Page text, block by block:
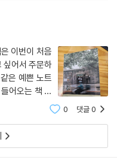
하고 자책했다.
나라에서도 먹을 수 있지만, 2
게 만든 탕수육인 줄 알았다.
. 탕수육을 좋아하는 사람이라
바오러우를 개발한 가게가 하
의 집이란 뜻이다. 1907년에
궈바오러우 맛을 볼 생각이
한 인생뿐 아니라 짠한 감정
로 들여다보는 그의 시선 속에
다양한 울림과 감동을 준다.
단편소설 「봉쇄」를 중심으로
하게 포착한 부분은 상하이
길게 남는 내용이다. 아내가
한’이라는 수식어에 갇혀 살던
안에서 아주 잠깐 서로를 온
앞에 서 있게 되는 순간을 맞
함께 다짐하지만, 봉쇄가 풀리
던 일상은 다시 흐르고 현실로
이번이 처음
싶어서 주문하
은 예쁜 노트
어오는 책 크
차 안에서 재밌
0 댓글0